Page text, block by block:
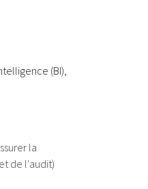
(BI),
la
de l'audit)